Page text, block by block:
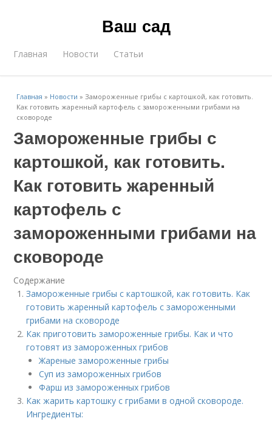
Ваш сад
Главная Новости Статьи
Главная » Новости »Замороженные грибы с картошкой, как готовить.
Как готовить жаренный картофель с замороженными грибами на
сковороде
Замороженные грибы с
картошкой, как готовить.
Как готовить жаренный
картофель с
замороженными грибами на
сковороде
Содержание
Замороженные грибы с картошкой, как готовить. Как
готовить жаренный картофель с замороженными
грибами на сковороде
Как приготовить замороженные грибы. Как и что
готовят из замороженных грибов
Жареные замороженные грибы
Суп из замороженных грибов
Фарш из замороженных грибов
Как жарить картошку с грибами в одной сковороде.
Ингредиенты: